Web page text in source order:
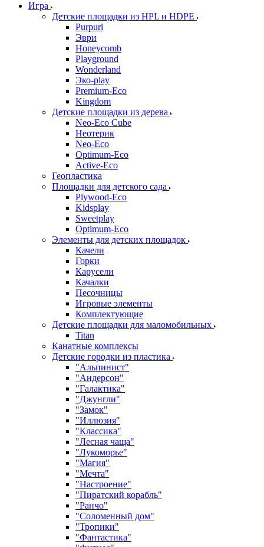
Игра
Детские площадки из HPL и HDPE
Purpuri
Эври
Honeycomb
Playground
Wonderland
Эко-play
Premium-Eco
Kingdom
Детские площадки из дерева
Neo-Eco Cube
Неотерик
Neo-Eco
Оptimum-Еco
Active-Eco
Геопластика
Площадки для детского сада
Plywood-Eco
Kidsplay
Sweetplay
Оptimum-Еco
Элементы для детских площадок
Качели
Горки
Карусели
Качалки
Песочницы
Игровые элементы
Комплектующие
Детские площадки для маломобильных
Titan
Канатные комплексы
Детские городки из пластика
"Альпинист"
"Андерсон"
"Галактика"
"Джунгли"
"Замок"
"Иллюзия"
"Классика"
"Лесная чаща"
"Лукоморье"
"Магия"
"Мечта"
"Настроение"
"Пиратский корабль"
"Ранчо"
"Соломенный дом"
"Тропики"
"Фантастика"